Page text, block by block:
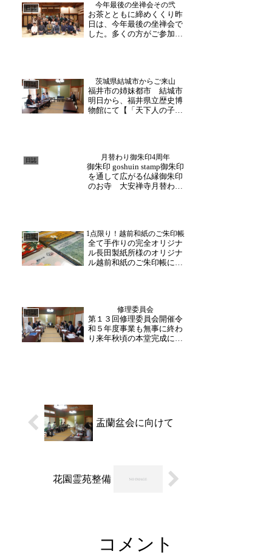
子様から老人クラブや社員
旅行の方々など幅広い世代
の方がお越し下さいま
す。...
日誌 今年最後の坐禅会その弐
お茶とともに締めくくり昨
日は、今年最後の坐禅会で
した。多くの方がご参加く
間は特別です。来年も皆様
とともに腰を据えて坐禅三
昧に精進していきたいと
思...
日誌 茨城県結城市からご来山
福井市の姉妹都市 結城市
明日から、福井県立歴史博
物館にて【「天下人の子」
内をご案内いたしました。
結城市と福井市は、友好都
市でもあります。初代・
結...
日誌 月替わり御朱印4周年
御朱印 goshuin stamp御朱印
を通して広がる仏縁御朱印
のお寺 大安禅寺月替わり
で、月替わり御朱印を頒布
してから4年目を迎えるこ
ととな...
日誌 1点限り！越前和紙のご朱印帳
全て手作りの完全オリジナ
ル長田製紙所様のオリジナ
ル越前和紙のご朱印帳に新
のシックな御帳面などな
ど。様々な朱印帳が並びま
した。ご自身の朱印帳とし
てだ...
日誌 修理委員会
第１３回修理委員会開催令
和５年度事業も無事に終わ
り来年秋頃の本堂完成に向
堂、開基堂修理の方針など
に...
盂蘭盆会に向けて
花園霊苑整備
コメント